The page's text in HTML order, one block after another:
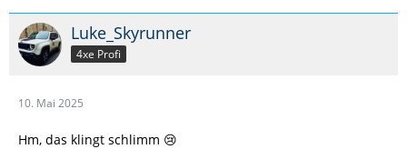
Luke_Skyrunner
4xe Profi
10. Mai 2025
Hm, das klingt schlimm 😢